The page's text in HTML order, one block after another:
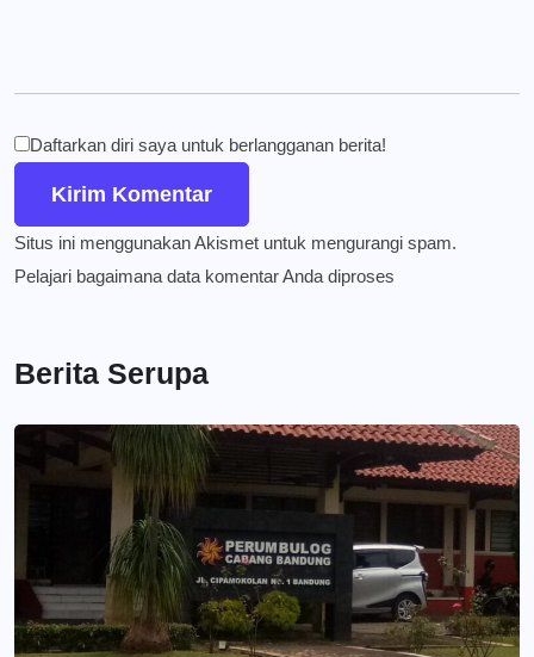
Daftarkan diri saya untuk berlangganan berita!
Situs ini menggunakan Akismet untuk mengurangi spam.
Pelajari bagaimana data komentar Anda diproses
Berita Serupa